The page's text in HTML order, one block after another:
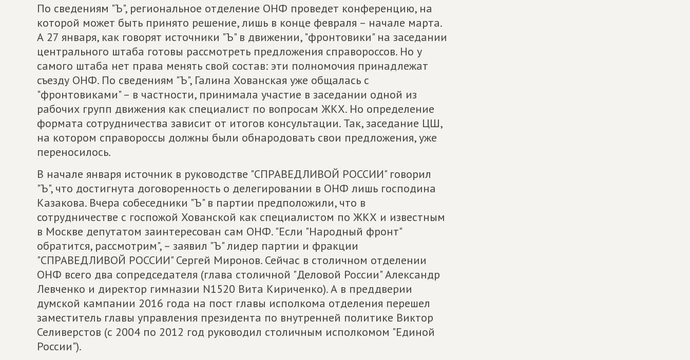
По сведениям "Ъ", региональное отделение ОНФ проведет конференцию, на
которой может быть принято решение, лишь в конце февраля – начале марта.
А 27 января, как говорят источники "Ъ" в движении, "фронтовики" на заседании
центрального штаба готовы рассмотреть предложения справороссов. Но у
самого штаба нет права менять свой состав: эти полномочия принадлежат
съезду ОНФ. По сведениям "Ъ", Галина Хованская уже общалась с
"фронтовиками" – в частности, принимала участие в заседании одной из
рабочих групп движения как специалист по вопросам ЖКХ. Но определение
формата сотрудничества зависит от итогов консультации. Так, заседание ЦШ,
на котором справороссы должны были обнародовать свои предложения, уже
переносилось.
В начале января источник в руководстве "СПРАВЕДЛИВОЙ РОССИИ" говорил
"Ъ", что достигнута договоренность о делегировании в ОНФ лишь господина
Казакова. Вчера собеседники "Ъ" в партии предположили, что в
сотрудничестве с госпожой Хованской как специалистом по ЖКХ и известным
в Москве депутатом заинтересован сам ОНФ. "Если "Народный фронт"
обратится, рассмотрим", – заявил "Ъ" лидер партии и фракции
"СПРАВЕДЛИВОЙ РОССИИ" Сергей Миронов. Сейчас в столичном отделении
ОНФ всего два сопредседателя (глава столичной "Деловой России" Александр
Левченко и директор гимназии N1520 Вита Кириченко). А в преддверии
думской кампании 2016 года на пост главы исполкома отделения перешел
заместитель главы управления президента по внутренней политике Виктор
Селиверстов (с 2004 по 2012 год руководил столичным исполкомом "Единой
России").